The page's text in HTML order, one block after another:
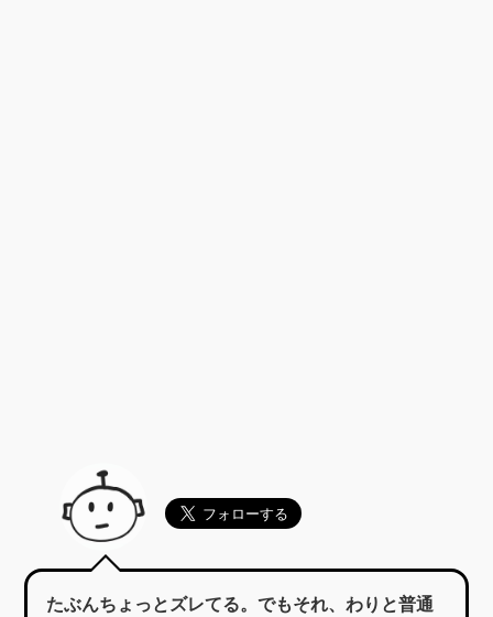
たぶんちょっとズレてる。でもそれ、わりと普通